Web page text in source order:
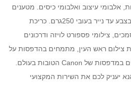
אלבומי עיצוב ואלבומי כיסים. מטענים
לטלפונים, צילומי מסמכים בצבע עד נייר בעובי 250גרם. כריכת
צילומי פספורט לויזה ודרכונים
צילום ראש העין, מתמחים בהדפסות על
קנבס בכל הגדלים, ומדפיסים במדפסות של Canon הטובות בעולם.
יעניק לכם את השירות המקצועי